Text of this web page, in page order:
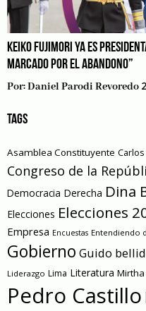
KEIKO FUJIMORI YA ES
MARCADO POR EL ABANDONO”
Por:Daniel Parodi Revoredo
TAGS
Asamblea Constituyente
Congreso de la
Democracia Derecha Dina
Elecciones Elecciones
Empresa Encuestas Entendiendo
Gobierno Guido
Liderazgo Lima Literatura
Pedro Castillo